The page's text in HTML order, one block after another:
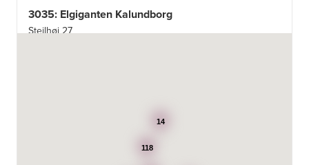
3035: Elgiganten Kalundborg
Stejlhøj 27
118
14